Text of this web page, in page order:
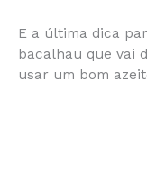
o
k
g
er
p
E a última dica
bacalhau que vai
usar um bom